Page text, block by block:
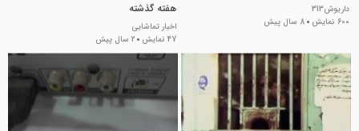
داریوش313
600 نمایش
8 سال پیش
هفته گذشته
اخبار تماشایی
47 نمایش
2 سال پیش